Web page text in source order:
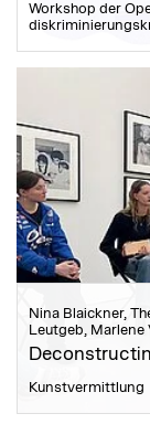
Workshop der
Nina Blaickner,
Leutgeb, Marlene
Kunstvermittlung